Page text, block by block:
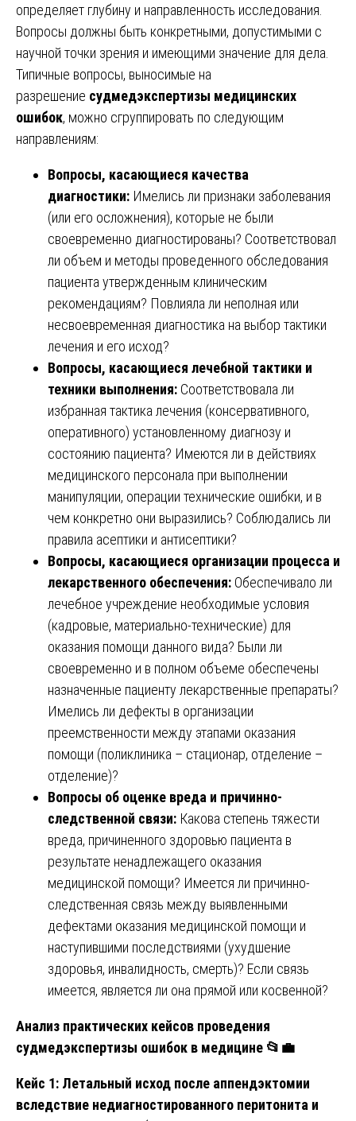
определяет глубину и направленность исследования.
Вопросы должны быть конкретными, допустимыми с
научной точки зрения и имеющими значение для дела.
Типичные вопросы, выносимые на
разрешение судмедэкспертизы медицинских
ошибок, можно сгруппировать по следующим
направлениям:
Вопросы, касающиеся качества
диагностики: Имелись ли признаки заболевания
(или его осложнения), которые не были
своевременно диагностированы? Соответствовал
ли объем и методы проведенного обследования
пациента утвержденным клиническим
рекомендациям? Повлияла ли неполная или
несвоевременная диагностика на выбор тактики
лечения и его исход?
Вопросы, касающиеся лечебной тактики и
техники выполнения: Соответствовала ли
избранная тактика лечения (консервативного,
оперативного) установленному диагнозу и
состоянию пациента? Имеются ли в действиях
медицинского персонала при выполнении
манипуляции, операции технические ошибки, и в
чем конкретно они выразились? Соблюдались ли
правила асептики и антисептики?
Вопросы, касающиеся организации процесса и
лекарственного обеспечения: Обеспечивало ли
лечебное учреждение необходимые условия
(кадровые, материально-технические) для
оказания помощи данного вида? Были ли
своевременно и в полном объеме обеспечены
назначенные пациенту лекарственные препараты?
Имелись ли дефекты в организации
преемственности между этапами оказания
помощи (поликлиника – стационар, отделение –
отделение)?
Вопросы об оценке вреда и причинно-
следственной связи: Какова степень тяжести
вреда, причиненного здоровью пациента в
результате ненадлежащего оказания
медицинской помощи? Имеется ли причинно-
следственная связь между выявленными
дефектами оказания медицинской помощи и
наступившими последствиями (ухудшение
здоровья, инвалидность, смерть)? Если связь
имеется, является ли она прямой или косвенной?
Анализ практических кейсов проведения
судмедэкспертизы ошибок в медицине 📂💼
Кейс 1: Летальный исход после аппендэктомии
вследствие недиагностированного перитонита и